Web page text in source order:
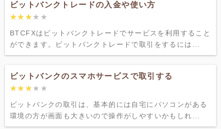
ビットバンクトレードの入金や使い方
★★★★★
★★★★★
BTCFXはビットバンクトレードでサービスを利用すること
ができます。ビットバンクトレードで取引をするには...
ビットバンクのスマホサービスで取引する
★★★★★
★★★★★
ビットバンクの取引は、基本的には自宅にパソコンがある
環境の方が画面も大きいので操作がしやすいかもしれ...